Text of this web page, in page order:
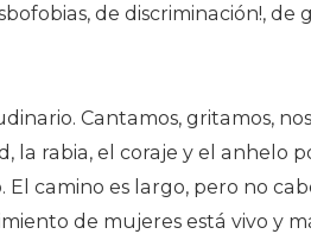
de discriminación!, de
Cantamos, gritamos, nos
la rabia, el coraje y el anhelo
camino es largo, pero no
de mujeres está vivo y